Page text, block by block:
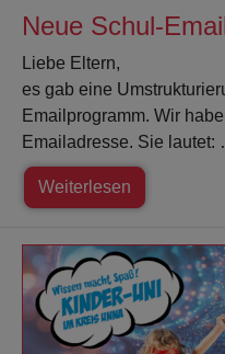
Neue Schul-
Liebe Eltern,
es gab eine
Emailprogramm. Wir
Emailadresse. Sie lautet:
Weiterlesen